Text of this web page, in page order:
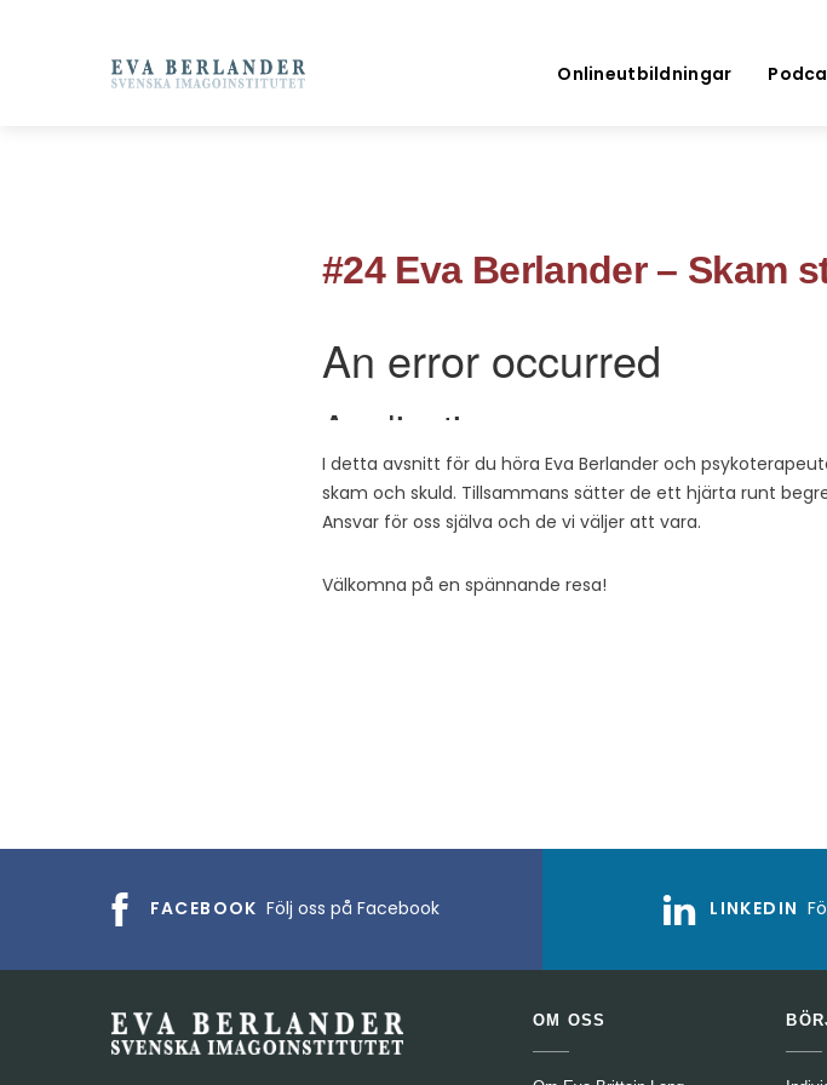
Onlineutbildningar
#24 Eva Berlander – Skam
I detta avsnitt för du höra Eva Berlander och
skam och skuld. Tillsammans sätter de ett hjärta runt
Ansvar för oss själva och de vi väljer att vara.
Välkomna på en spännande resa!
FACEBOOK Följ oss på Facebook LINKEDIN
OM OSS